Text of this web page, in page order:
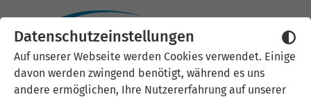
Datenschutzeinstellungen
Auf unserer Webseite werden Cookies verwendet. Einige
davon werden zwingend benötigt, während es uns
andere ermöglichen, Ihre Nutzererfahrung auf unserer
Externen Inhalt laden
Wir verwenden auf unserer